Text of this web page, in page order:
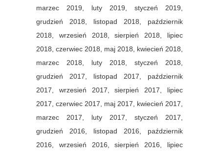
marzec 2019, luty 2019, styczeń 2019,
grudzień 2018, listopad 2018, październik
2018, wrzesień 2018,sierpień 2018, lipiec
2018, czerwiec 2018, maj 2018, kwiecień 2018,
marzec 2018, luty 2018, styczeń 2018,
grudzień 2017, listopad 2017, październik
2017, wrzesień 2017,sierpień 2017, lipiec
2017, czerwiec 2017, maj 2017, kwiecień 2017,
marzec 2017, luty 2017, styczeń 2017,
grudzień 2016, listopad 2016, październik
2016, wrzesień 2016,sierpień 2016, lipiec